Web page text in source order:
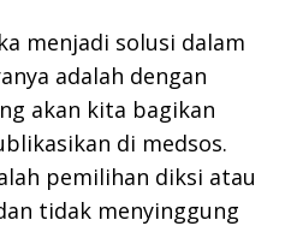
menjadi solusi dalam
adalah dengan
akan kita bagikan
di medsos.
pemilihan diksi atau
tidak menyinggung